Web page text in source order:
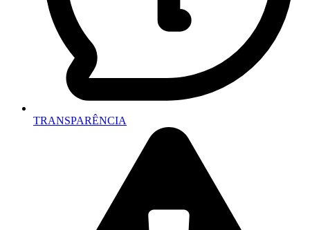
TRANSPARÊNCIA